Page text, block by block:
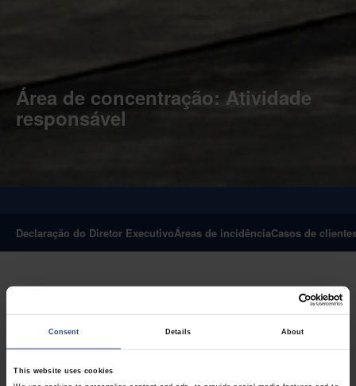
Consent Details About
This website uses cookies
Área de concentração: Atividade
responsável
Declaração do Diretor ExecutivoÁreas de incidênciaCasos de
Saber quando é